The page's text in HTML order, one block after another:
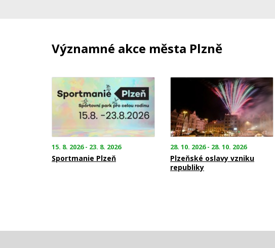
Významné akce města Plzně
15. 8. 2026 - 23. 8. 2026
Sportmanie Plzeň
28. 10. 2026 - 28. 10. 2026
Plzeňské oslavy vzniku
republiky